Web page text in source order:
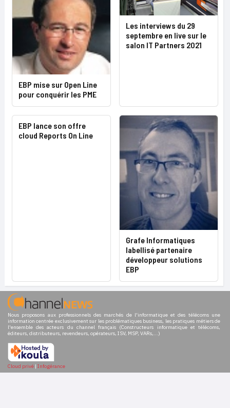
EBP mise sur Open Line
pour conquérir les PME
Les interviews du 29
septembre en live sur le
salon IT Partners 2021
EBP lance son offre
cloud Reports On Line
Grafe Informatiques
labellisé partenaire
développeur solutions
EBP
Nous proposons aux professionnels des marchés de l'informatique et des télécoms une
information centrée exclusivement sur les problématiques business, les pratiques métiers de
l'ensemble des acteurs du channel français (Constructeurs informatique et télécoms,
éditeurs, distributeurs, revendeurs, opérateurs, ISV, MSP, VARs,...)
Cloud privé | Infogérance